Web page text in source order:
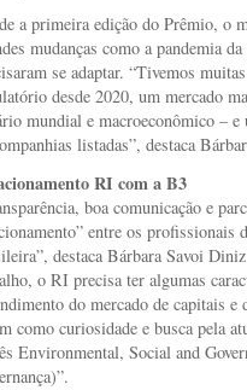
a primeira edição do Prêmio, o
mudanças como a pandemia
se adaptar. “Tivemos
desde 2020, um mercado
mundial e macroeconômico –
listadas”, destaca
RI com a B3
boa comunicação e
entre os profissionais
destaca Bárbara Savoi
o RI precisa ter algumas
do mercado de capitais
como curiosidade e busca pela
Environmental, Social and